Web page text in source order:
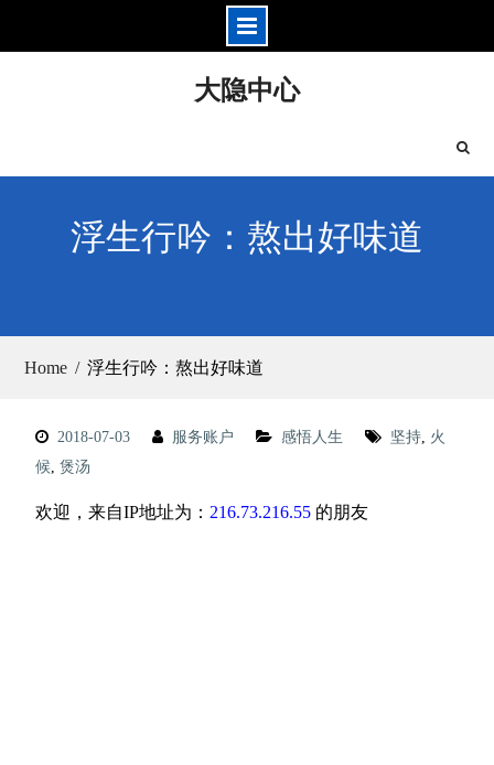
大隐中心
浮生行吟：熬出好味道
Home 浮生行吟：熬出好味道
2018-07-03 服务账户 感悟人生 坚持, 火
候, 煲汤
欢迎，来自IP地址为： 216.73.216.55的朋友